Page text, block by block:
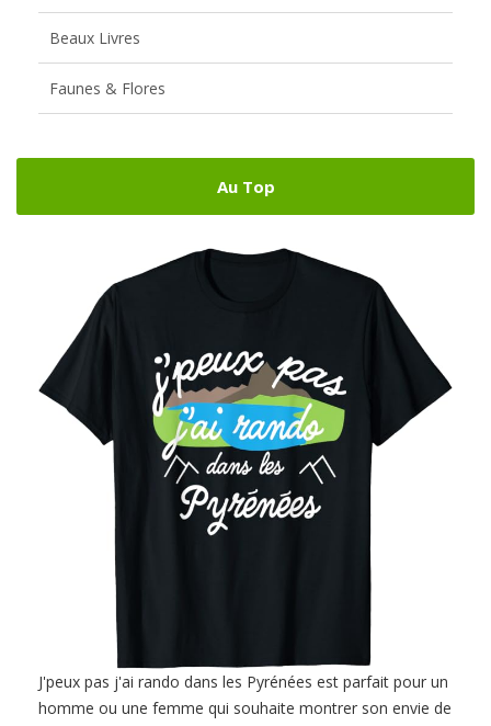
Beaux Livres
Faunes & Flores
Au Top
J'peux pas j'ai rando dans les Pyrénées est parfait pour un
homme ou une femme qui souhaite montrer son envie de